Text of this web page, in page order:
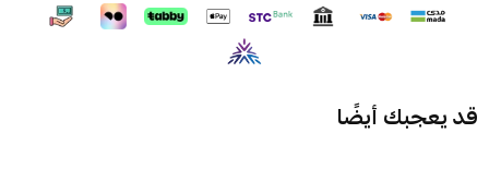
قد يعجبك أيضًا